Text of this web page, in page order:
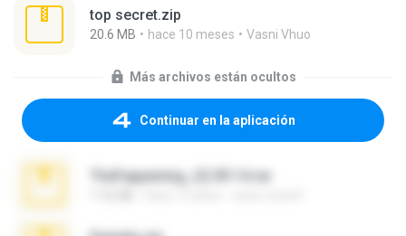
top secret.zip
20.6 MB hace 10 meses Vasni Vhuo
Más archivos están ocultos
Continuar en la aplicación
TheFappening_22.09.14.rar